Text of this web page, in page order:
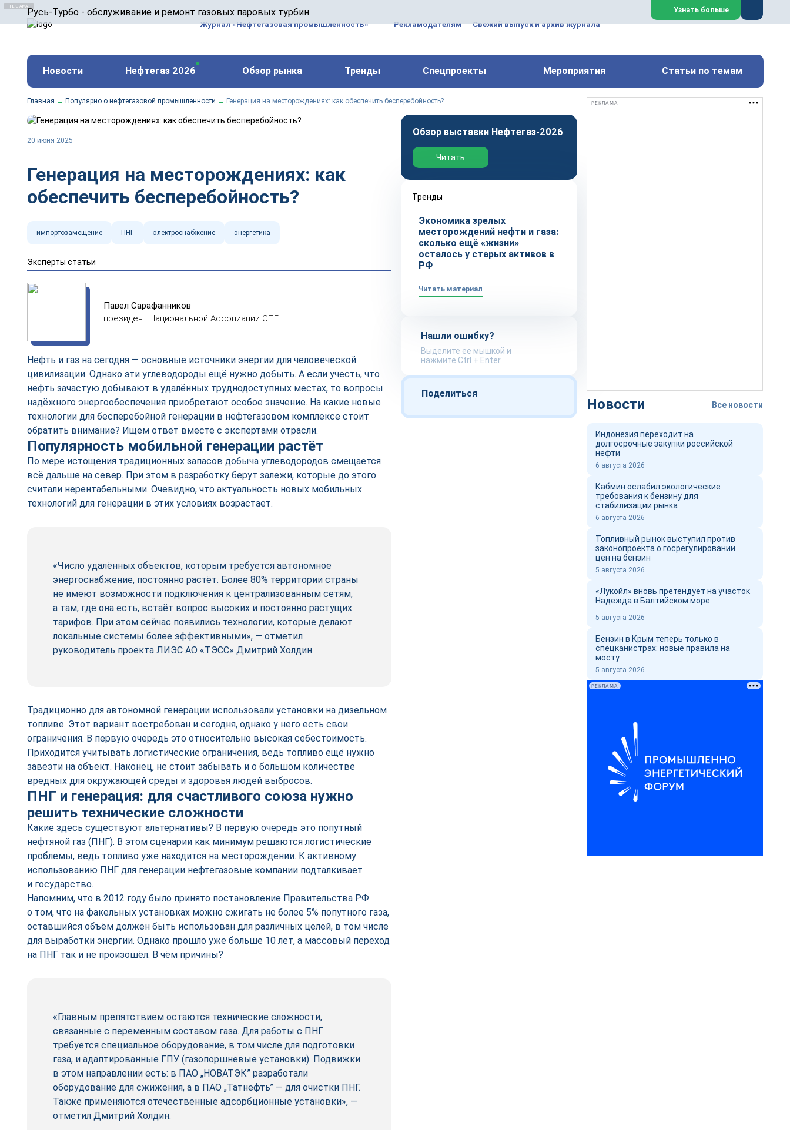
Русь-Турбо - обслуживание и ремонт газовых паровых турбин
ООО «Русь-Турбо» занимается сервисом газовых и паровых турбин, комплексным ремонтом, восстановлением, техническим обслуживанием
оборудования ТЭС, зарубежных поршневых машин и компрессоров, которые работают на нефтегазовых, нефтехимических, металлургических
и других предприятиях.
Реклама. ООО «Русь-Турбо», ИНН 7802588950
erid: F7NfYUJCUneVdwPs4znf
Закрыть
Узнать больше
Журнал «Нефтегазовая промышленность» Рекламодателям Свежий выпуск и архив журнала
Новости Нефтегаз 2026 Обзор рынка Тренды Спецпроекты Мероприятия Статьи по темам
Главная → Популярно о нефтегазовой промышленности → Генерация на месторождениях: как обеспечить бесперебойность?
20 июня 2025
Генерация на месторождениях: как
обеспечить бесперебойность?
импортозамещение ПНГ электроснабжение энергетика
Эксперты статьи
Павел Сарафанников
президент Национальной Ассоциации СПГ
Нефть и газ на сегодня — основные источники энергии для человеческой
цивилизации. Однако эти углеводороды ещё нужно добыть. А если учесть, что
нефть зачастую добывают в удалённых труднодоступных местах, то вопросы
надёжного энергообеспечения приобретают особое значение. На какие новые
технологии для бесперебойной генерации в нефтегазовом комплексе стоит
обратить внимание? Ищем ответ вместе с экспертами отрасли.
Популярность мобильной генерации растёт
По мере истощения традиционных запасов добыча углеводородов смещается
всё дальше на север. При этом в разработку берут залежи, которые до этого
считали нерентабельными. Очевидно, что актуальность новых мобильных
технологий для генерации в этих условиях возрастает.
«Число удалённых объектов, которым требуется автономное
энергоснабжение, постоянно растёт. Более 80% территории страны
не имеют возможности подключения к централизованным сетям,
а там, где она есть, встаёт вопрос высоких и постоянно растущих
тарифов. При этом сейчас появились технологии, которые делают
локальные системы более эффективными», — отметил
руководитель проекта ЛИЭС АО «ТЭСС» Дмитрий Холдин.
Традиционно для автономной генерации использовали установки на дизельном
топливе. Этот вариант востребован и сегодня, однако у него есть свои
ограничения. В первую очередь это относительно высокая себестоимость.
Приходится учитывать логистические ограничения, ведь топливо ещё нужно
завезти на объект. Наконец, не стоит забывать и о большом количестве
вредных для окружающей среды и здоровья людей выбросов.
ПНГ и генерация: для счастливого союза нужно
решить технические сложности
Какие здесь существуют альтернативы? В первую очередь это попутный
нефтяной газ (ПНГ). В этом сценарии как минимум решаются логистические
проблемы, ведь топливо уже находится на месторождении. К активному
использованию ПНГ для генерации нефтегазовые компании подталкивает
и государство.
Напомним, что в 2012 году было принято постановление Правительства РФ
о том, что на факельных установках можно сжигать не более 5% попутного газа,
оставшийся объём должен быть использован для различных целей, в том числе
для выработки энергии. Однако прошло уже больше 10 лет, а массовый переход
на ПНГ так и не произошёл. В чём причины?
«Главным препятствием остаются технические сложности,
связанные с переменным составом газа. Для работы с ПНГ
требуется специальное оборудование, в том числе для подготовки
газа, и адаптированные ГПУ (газопоршневые установки). Подвижки
в этом направлении есть: в ПАО „НОВАТЭК” разработали
оборудование для сжижения, а в ПАО „Татнефть” — для очистки ПНГ.
Также применяются отечественные адсорбционные установки», —
отметил Дмитрий Холдин.
Обзор выставки Нефтегаз-2026
Читать
Тренды
Экономика зрелых
месторождений нефти и газа:
сколько ещё «жизни»
осталось у старых активов в
РФ
Читать материал
Нашли ошибку?
Выделите ее мышкой и
нажмите Ctrl + Enter
Поделиться
РЕКЛАМА
Новости Все новости
Индонезия переходит на
долгосрочные закупки российской
нефти
6 августа 2026
Кабмин ослабил экологические
требования к бензину для
стабилизации рынка
6 августа 2026
Топливный рынок выступил против
законопроекта о госрегулировании
цен на бензин
5 августа 2026
«Лукойл» вновь претендует на участок
Надежда в Балтийском море
5 августа 2026
Бензин в Крым теперь только в
спецканистрах: новые правила на
мосту
5 августа 2026
РЕКЛАМА